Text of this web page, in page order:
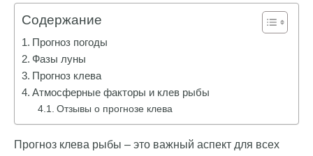
Содержание
Прогноз погоды
Фазы луны
Прогноз клева
Атмосферные факторы и клев рыбы
Отзывы о прогнозе клева
Прогноз клева рыбы – это важный аспект для всех